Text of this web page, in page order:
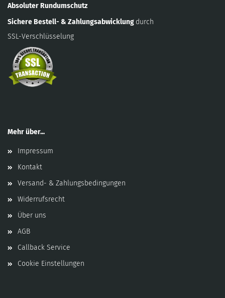
Absoluter Rundumschutz
Sichere Bestell- & Zahlungsabwicklung durch
SSL-Verschlüsselung
Mehr über...
Impressum
Kontakt
Versand- & Zahlungsbedingungen
Widerrufsrecht
Über uns
AGB
Callback Service
Cookie Einstellungen